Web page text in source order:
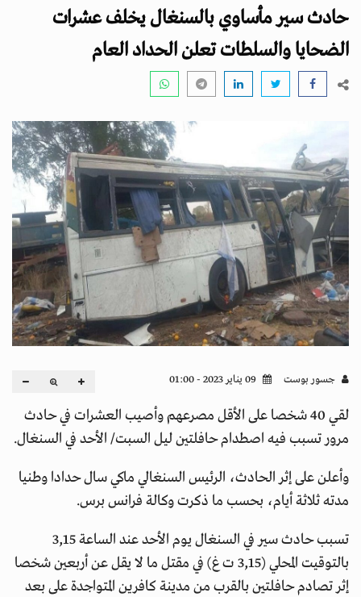
g
a
حادث سير مأساوي بالسنغال يخلف عشرات
الضحايا والسلطات تعلن الحداد العام
جسور بوست
لقي 40 شخصا على الأقل مصرعهم وأصيب العشرات في حادث
مرور تسبب فيه اصطدام حافلتين ليل السبت/ الأحد في السنغال.
وأعلن على إثر الحادث، الرئيس السنغالي ماكي سال حدادا وطنيا
مدته ثلاثة أيام، بحسب ما ذكرت وكالة فرانس برس.
تسبب حادث سير في السنغال يوم الأحد عند الساعة 3,15
بالتوقيت المحلي (3,15 ت غ) في مقتل ما لا يقل عن أربعين شخصا
إثر تصادم حافلتين بالقرب من مدينة كافرين المتواجدة على بعد